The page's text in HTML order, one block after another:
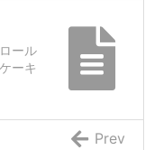
ール
ケーキ
Prev